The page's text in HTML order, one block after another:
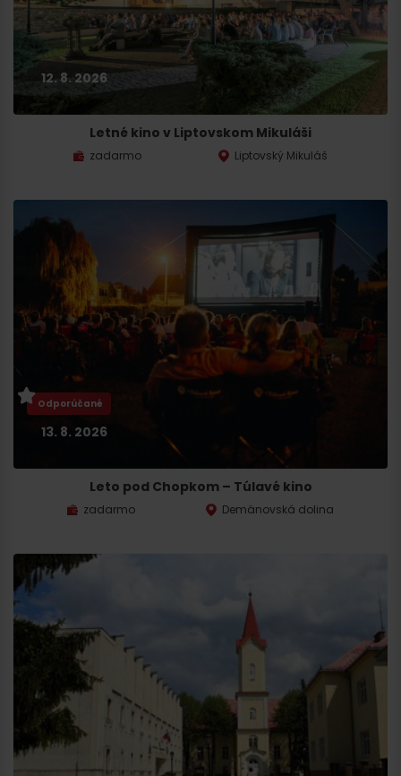
12. 8. 2026
Letné kino v Liptovskom Mikuláši
zadarmo Liptovský Mikuláš
Odporúčané
13. 8. 2026
Leto pod Chopkom – Túlavé kino
zadarmo Demänovská dolina